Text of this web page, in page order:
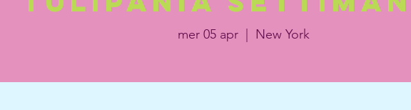
mer 05 apr
  |
New York